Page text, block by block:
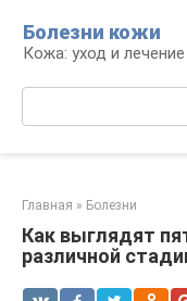
контенту
Болезни кожи
Кожа: уход и лечение
Главная » Болезни
Как выглядят
различной